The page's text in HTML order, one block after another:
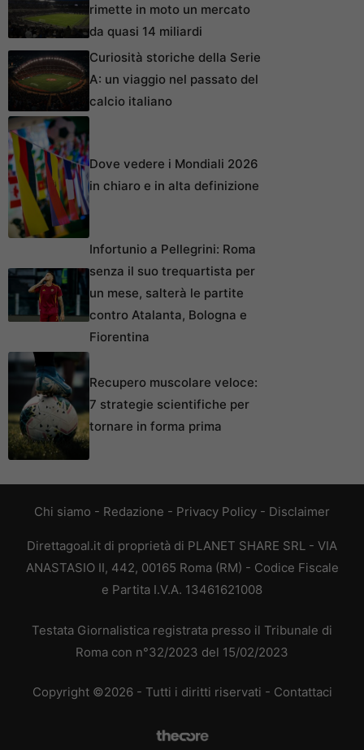
rimette in moto un mercato
da quasi 14 miliardi
Curiosità storiche della Serie
A: un viaggio nel passato del
calcio italiano
Dove vedere i Mondiali 2026
in chiaro e in alta definizione
Infortunio a Pellegrini: Roma
senza il suo trequartista per
un mese, salterà le partite
contro Atalanta, Bologna e
Fiorentina
Recupero muscolare veloce:
7 strategie scientifiche per
tornare in forma prima
Chi siamo - Redazione - Privacy Policy - Disclaimer
Direttagoal.it di proprietà di PLANET SHARE SRL - VIA
ANASTASIO II, 442, 00165 Roma (RM) - Codice Fiscale
e Partita I.V.A. 13461621008
Testata Giornalistica registrata presso il Tribunale di
Roma con n°32/2023 del 15/02/2023
Copyright ©2026 - Tutti i diritti riservati - Contattaci